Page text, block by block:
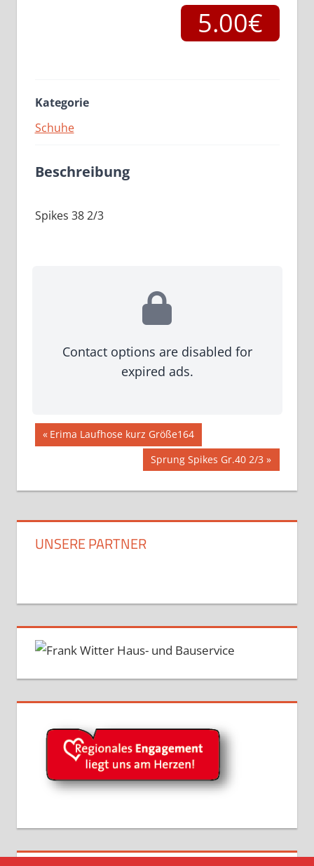
5.00€
Kategorie
Schuhe
Beschreibung
Spikes 38 2/3
Contact options are disabled for
expired ads.
Beitragsnavigation
Vorheriger
Beitrag:
Erima Laufhose kurz Größe164
Nächster
Beitrag:
Sprung Spikes Gr.40 2/3
UNSERE PARTNER